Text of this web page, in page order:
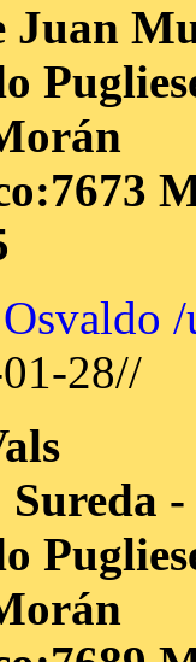
Juan
Osvaldo
28//
Sureda -